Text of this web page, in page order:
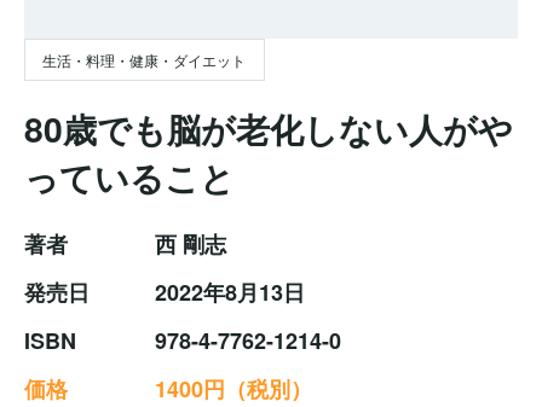
生活・料理・健康・ダイエット
80歳でも脳が老化しない人がや
っていること
著者
西 剛志
発売日
2022年8月13日
ISBN
978-4-7762-1214-0
価格
1400円（税別）